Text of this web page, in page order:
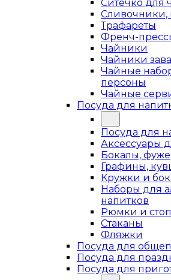
Ситечко для
Сливочники,
Трафареты
Френч-
Чайники
Чайники
Чайные
персоны
Чайные
Посуда для
Посуда для
Аксессуары
Бокалы,
Графины,
Кружки и
Наборы для
напитков
Рюмки и
Стаканы
Фляжки
Посуда для
Посуда для
Посуда для